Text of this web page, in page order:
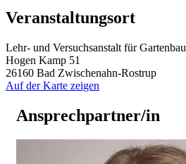
Veranstaltungsort
Lehr- und Versuchsanstalt für Gartenbau
Hogen Kamp 51
26160 Bad Zwischenahn-Rostrup
Auf der Karte zeigen
Ansprechpartner/in